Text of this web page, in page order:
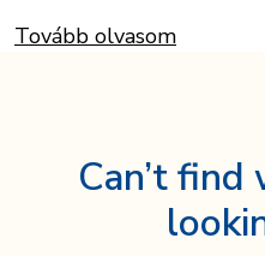
Tovább olvasom
Can’t find